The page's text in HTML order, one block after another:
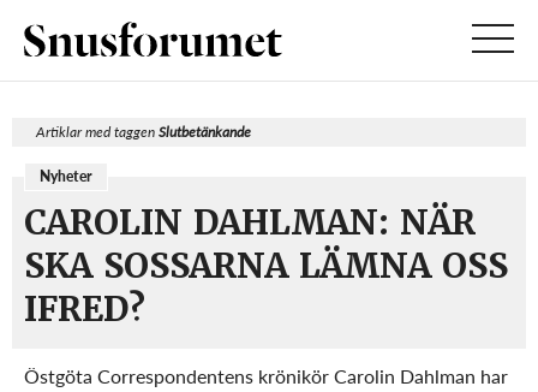
Artiklar med taggenSlutbetänkande
Nyheter
CAROLIN DAHLMAN: NÄR
SKA SOSSARNA LÄMNA OSS
IFRED?
Östgöta Correspondentens krönikör Carolin Dahlman har